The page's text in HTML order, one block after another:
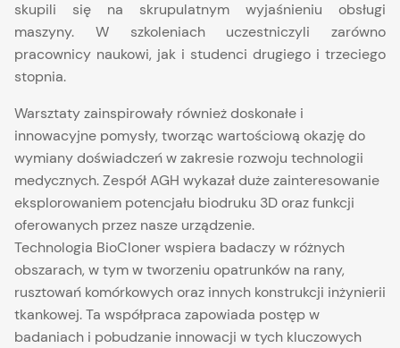
skupili się na skrupulatnym wyjaśnieniu obsługi
maszyny. W szkoleniach uczestniczyli zarówno
pracownicy naukowi, jak i studenci drugiego i trzeciego
stopnia.
Warsztaty zainspirowały również doskonałe i
innowacyjne pomysły, tworząc wartościową okazję do
wymiany doświadczeń w zakresie rozwoju technologii
medycznych. Zespół AGH wykazał duże zainteresowanie
eksplorowaniem potencjału biodruku 3D oraz funkcji
oferowanych przez nasze urządzenie.
Technologia BioCloner wspiera badaczy w różnych
obszarach, w tym w tworzeniu opatrunków na rany,
rusztowań komórkowych oraz innych konstrukcji inżynierii
tkankowej. Ta współpraca zapowiada postęp w
badaniach i pobudzanie innowacji w tych kluczowych